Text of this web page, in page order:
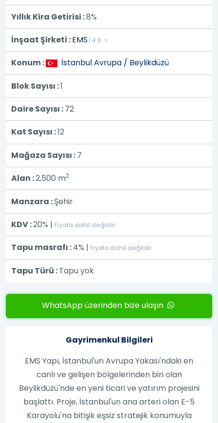
Yıllık Kira Getirisi :8%
İnşaat Şirketi :EMS | 4.6 ⭐
Konum : İstanbul Avrupa / Beylikdüzü
Blok Sayısı :1
Daire Sayısı :72
Kat Sayısı :12
Mağaza Sayısı :7
Alan :2,500 m2
Manzara :Şehir
KDV :20% | Fiyata dahil değildir
Tapu masrafı :4% | Fiyata dahil değildir
Tapu Türü :Tapu yok
WhatsApp üzerinden bize ulaşın
Gayrimenkul Bilgileri
EMS Yapı, İstanbul'un Avrupa Yakası'ndaki en
canlı ve gelişen bölgelerinden biri olan
Beylikdüzü'nde en yeni ticari ve yatırım projesini
başlattı. Proje, İstanbul'un ana arteri olan E-5
Karayolu'na bitişik eşsiz stratejik konumuyla